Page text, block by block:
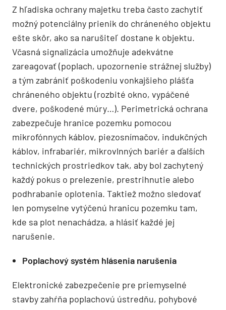
Z hľadiska ochrany majetku treba často zachytiť
možný potenciálny prienik do chráneného objektu
ešte skôr, ako sa narušiteľ dostane k objektu.
Včasná signalizácia umožňuje adekvátne
zareagovať (poplach, upozornenie strážnej služby)
a tým zabrániť poškodeniu vonkajšieho plášťa
chráneného objektu (rozbité okno, vypáčené
dvere, poškodené múry…). Perimetrická ochrana
zabezpečuje hranice pozemku pomocou
mikrofónnych káblov, piezosnímačov, indukčných
káblov, infrabariér, mikrovlnných bariér a ďalších
technických prostriedkov tak, aby bol zachytený
každý pokus o prelezenie, prestrihnutie alebo
podhrabanie oplotenia. Taktiež možno sledovať
len pomyselne vytýčenú hranicu pozemku tam,
kde sa plot nenachádza, a hlásiť každé jej
narušenie.
Poplachový systém hlásenia narušenia
Elektronické zabezpečenie pre priemyselné
stavby zahŕňa poplachovú ústredňu, pohybové